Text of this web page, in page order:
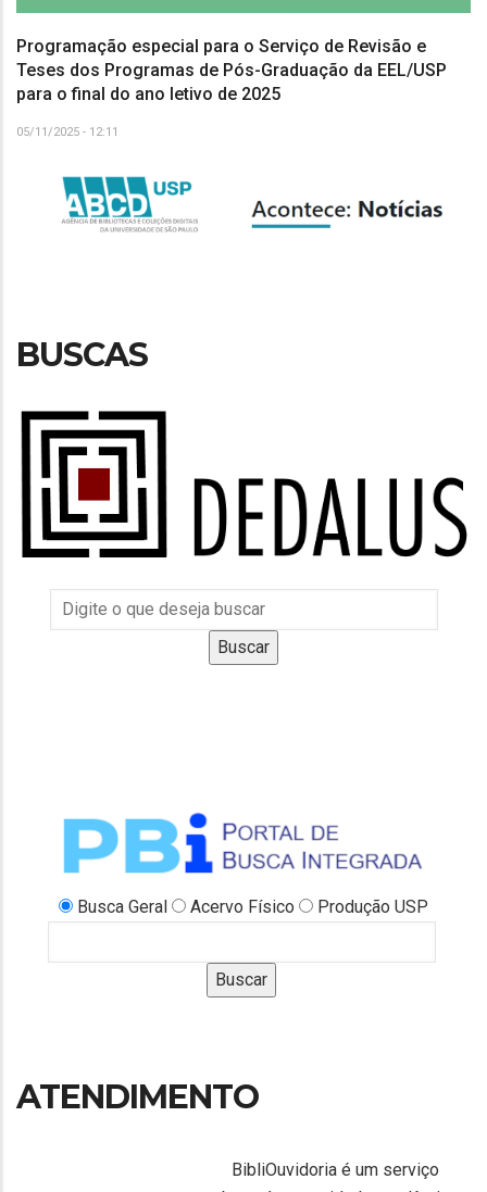
Programação especial para o Serviço de Revisão e
Teses dos Programas de Pós-Graduação da EEL/USP
para o final do ano letivo de 2025
05/11/2025 - 12:11
BUSCAS
Busca Geral Acervo Físico Produção USP
ATENDIMENTO
BibliOuvidoria é um serviço